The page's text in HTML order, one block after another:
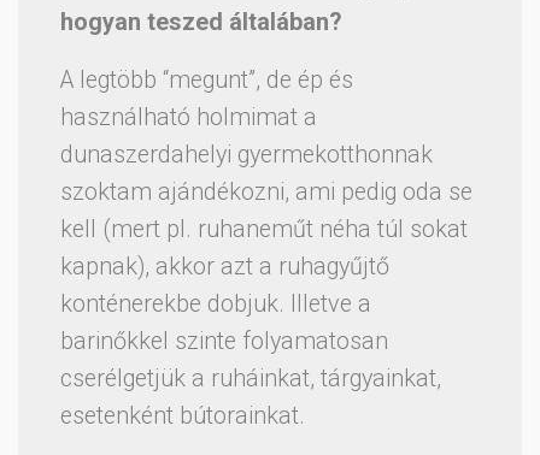
hogyan teszed általában?
A legtöbb “megunt”, de ép és
használható holmimat a
dunaszerdahelyi gyermekotthonnak
szoktam ajándékozni, ami pedig oda se
kell (mert pl. ruhaneműt néha túl sokat
kapnak), akkor azt a ruhagyűjtő
konténerekbe dobjuk. Illetve a
barinőkkel szinte folyamatosan
cserélgetjük a ruháinkat, tárgyainkat,
esetenként bútorainkat.